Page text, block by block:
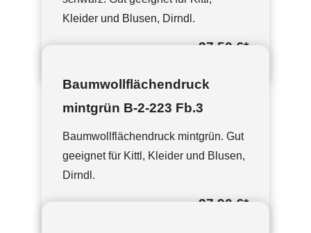
Kleider und Blusen, Dirndl.
37,50 €*
Baumwollflächendruck
mintgrün B-2-223 Fb.3
Baumwollflächendruck mintgrün. Gut
geeignet für Kittl, Kleider und Blusen,
Dirndl.
37,90 €*